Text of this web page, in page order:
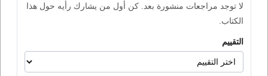
لا توجد مراجعات منشورة بعد. كن أول من يشارك رأيه حول هذا
الكتاب.
التقييم